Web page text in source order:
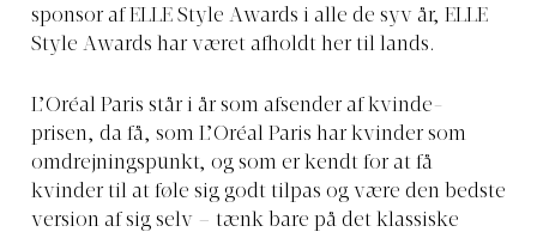
sponsor af ELLE Style Awards i alle de syv år, ELLE
Style Awards har været afholdt her til lands.
L’Oréal Paris står i år som afsender af kvinde-
prisen, da få, som L’Oréal Paris har kvinder som
omdrejningspunkt, og som er kendt for at få
kvinder til at føle sig godt tilpas og være den bedste
version af sig selv – tænk bare på det klassiske